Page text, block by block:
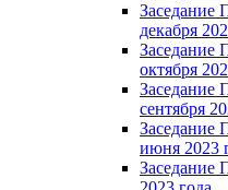
декабря
октября
сентября
июня 2023
Заседание